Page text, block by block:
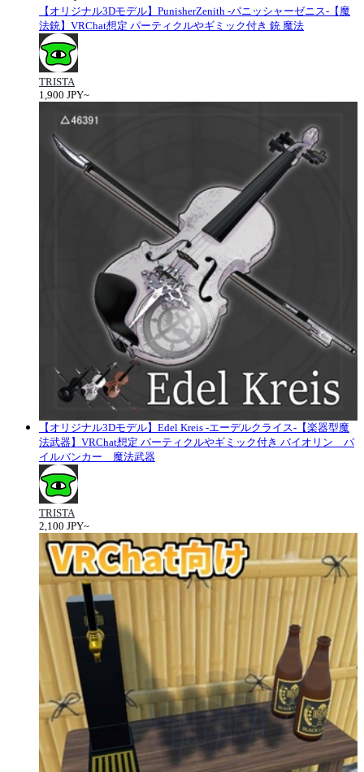
【オリジナル3Dモデル】PunisherZenith -パニッシャーゼニス-【魔
法銃】VRChat想定 パーティクルやギミック付き 銃 魔法
TRISTA
1,900 JPY~
【オリジナル3Dモデル】Edel Kreis -エーデルクライス-【楽器型魔
法武器】VRChat想定 パーティクルやギミック付き バイオリン パ
イルバンカー 魔法武器
TRISTA
2,100 JPY~